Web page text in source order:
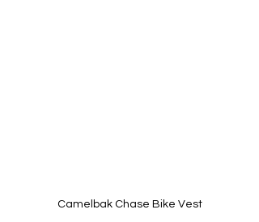
Camelbak Chase Bike Vest